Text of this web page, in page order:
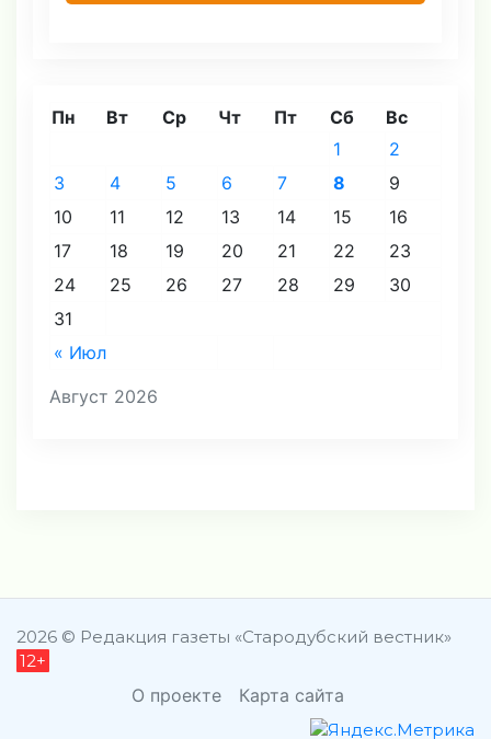
Август 2026
Пн Вт Ср Чт Пт Сб Вс
« Июл
1
2
3
4 5 6 7 8
9
10
11 12 13 14 15
16
17
18 19 20 21 22
23
24
25 26 27 28 29
30
31
2026 © Редакция газеты «Стародубский вестник»
12+
О проекте Карта сайта